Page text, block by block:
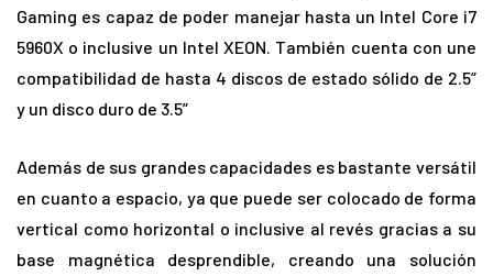
Gaming es capaz de poder manejar hasta un Intel Core i7
5960X o inclusive un Intel XEON. También cuenta con une
compatibilidad de hasta 4 discos de estado sólido de 2.5”
y un disco duro de 3.5”
Además de sus grandes capacidades es bastante versátil
en cuanto a espacio, ya que puede ser colocado de forma
vertical como horizontal o inclusive al revés gracias a su
base magnética desprendible, creando una solución